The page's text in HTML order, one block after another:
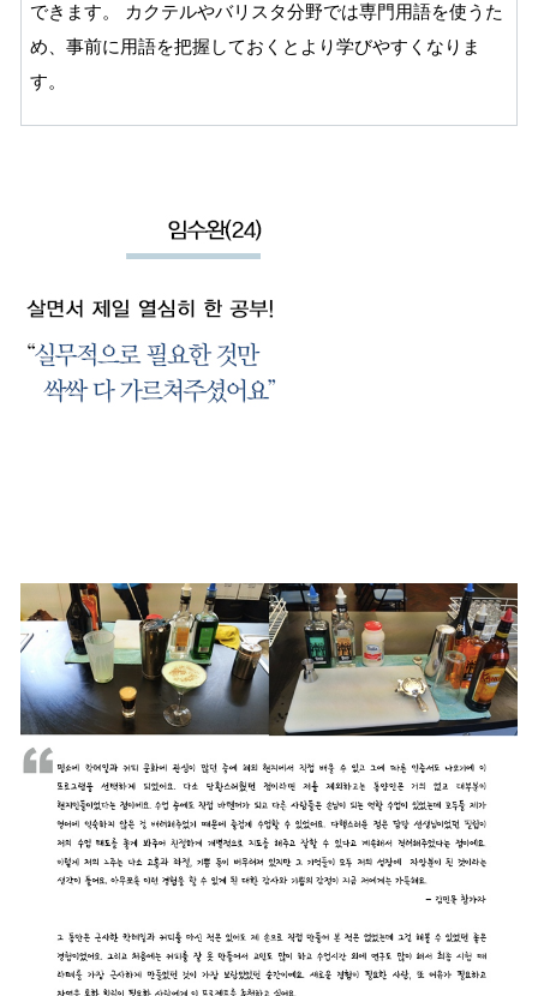
できます。 カクテルやバリスタ分野では専門用語を使うた
め、事前に用語を把握しておくとより学びやすくなりま
す。